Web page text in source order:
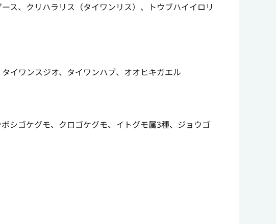
ス、クリハラリス（タイワンリス）、トウブハイイロリ
イワンスジオ、タイワンハブ、オオヒキガエル
シゴケグモ、クロゴケグモ、イトグモ属3種、ジョウゴ